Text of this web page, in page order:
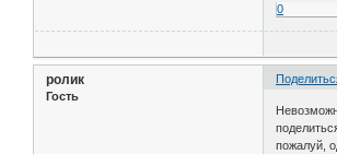
0
ролик
Гость
пожалуй,